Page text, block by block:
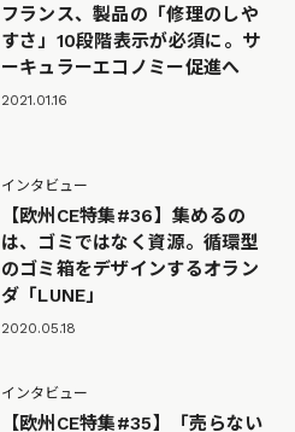
フランス、製品の「修理のしや
すさ」10段階表示が必須に。サ
ーキュラーエコノミー促進へ
2021.01.16
インタビュー
【欧州CE特集#36】集めるの
は、ゴミではなく資源。循環型
のゴミ箱をデザインするオラン
ダ「LUNE」
2020.05.18
インタビュー
【欧州CE特集#35】「売らない